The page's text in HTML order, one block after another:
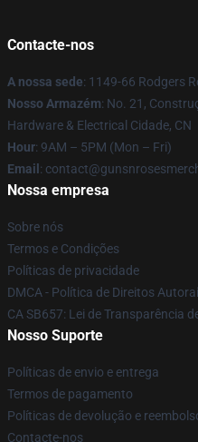
Contacte-nos
A nossa sede: 1149-66 Rodgers
Nosso Armazém: No. 21,
Hardware & Electrical Cidade, CN
Hour: 9AM – 5PM (Mon – Fri)
Email :
Nossa empresa
Sobre nós
Termos e Condições
Políticas de privacidade
DMCA - Política de Direitos
CA SB657: Lei de Transparência
Nosso Suporte
Políticas de envio e entrega
Termos de pagamento
Políticas de devolução e
Contacte-nos